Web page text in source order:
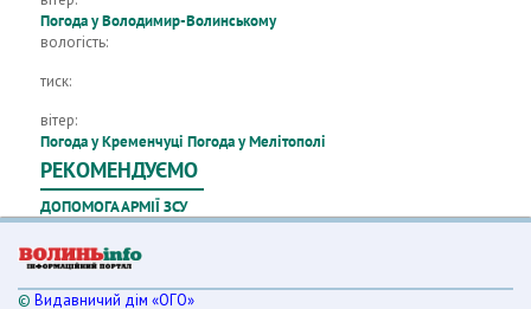
Погода у Володимир-Волинському
вологість:
тиск:
вітер:
Погода у Кременчуці Погода у Мелітополі
РЕКОМЕНДУЄМО
ДОПОМОГА АРМІЇ ЗСУ
© Видавничий дім «ОГО»